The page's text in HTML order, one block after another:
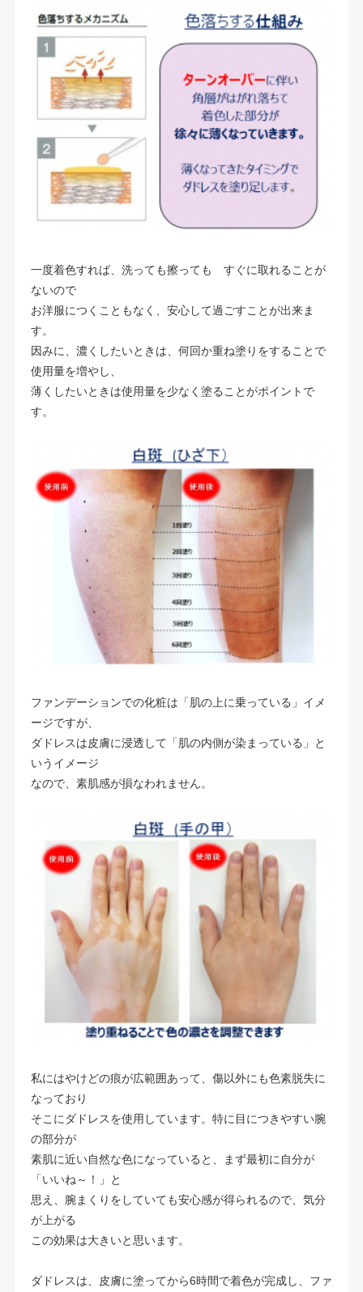
一度着色すれば、洗っても擦っても すぐに取れることが
ないので
お洋服につくこともなく、安心して過ごすことが出来ま
す。
因みに、濃くしたいときは、何回か重ね塗りをすることで
使用量を増やし、
薄くしたいときは使用量を少なく塗ることがポイントで
す。
ファンデーションでの化粧は「肌の上に乗っている」イメ
ージですが、
ダドレスは皮膚に浸透して「肌の内側が染まっている」と
いうイメージ
なので、素肌感が損なわれません。
私にはやけどの痕が広範囲あって、傷以外にも色素脱失に
なっており
そこにダドレスを使用しています。特に目につきやすい腕
の部分が
素肌に近い自然な色になっていると、まず最初に自分が
「いいね～！」と
思え、腕まくりをしていても安心感が得られるので、気分
が上がる
この効果は大きいと思います。
ダドレスは、皮膚に塗ってから6時間で着色が完成し、ファ